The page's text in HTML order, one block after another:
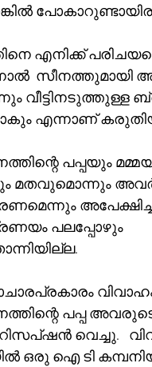
എനിക്ക്
സീനത്തുമായി
വീട്ടിനടുത്തുള്ള
എന്നാണ്
പപ്പയും
മതവുമൊന്നും
പലപ്പോഴും
പപ്പ
വെച്ചു.
ഐ ടി